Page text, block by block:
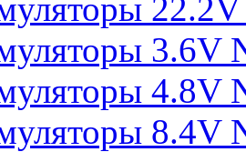
3.6V
4.8V
8.4V